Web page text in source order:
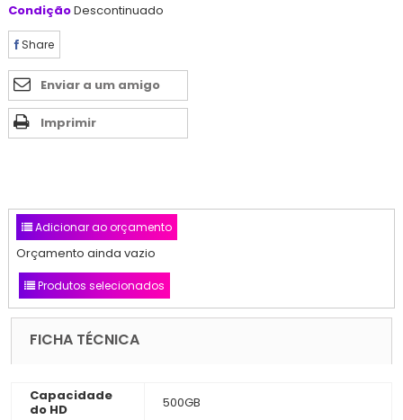
CondiçãoDescontinuado
Share
Enviar a um amigo
Imprimir
Adicionar ao orçamento
Orçamento ainda vazio
Produtos selecionados
FICHA TÉCNICA
Capacidade
do HD
500GB